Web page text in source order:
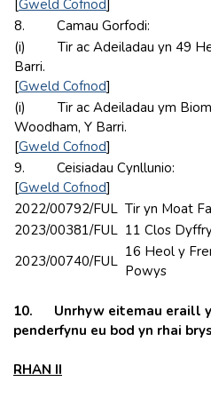
Gweld Cofnod
8. Camau Gorfodi:
(i) Tir ac Adeiladau yn 49
Barri.
[Gweld Cofnod]
(i) Tir ac Adeiladau ym
Woodham, Y Barri.
[Gweld Cofnod]
9. Ceisiadau Cynllunio:
[Gweld Cofnod]
2022/00792/FUL Tir yn Moat
2023/00381/FUL 11 Clos
2023/00740/FUL
16 Heol y
Powys
10. Unrhyw eitemau eraill y
penderfynu eu bod yn rhai
RHAN II